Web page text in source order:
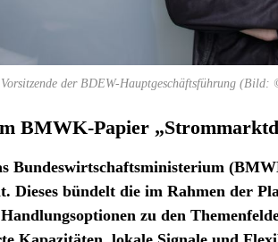
der BDEW-Hauptgeschäftsführung
BMWK-Papier
Bundeswirtschaftsministerium
Dieses bündelt die im Rahmen der
zu den